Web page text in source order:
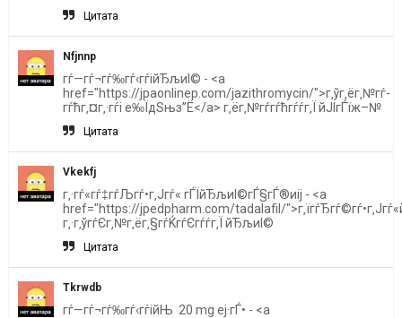
Цитата
Nfjnnp
гѓ—гѓ¬гѓ‰гѓ‹гѓійЂљиІ© - <a
href="https://jpaonlinep.com/jazithromycin/">г‚ўг‚ёг‚№гѓ­
гѓћг‚¤г‚·гѓі е‰ЇдЅњз”Ё</a> г‚ёг‚№гѓ­гѓћгѓѓг‚Ї йЈІгЃїж–№
Цитата
Vkekfj
г‚·гѓ«гѓ‡гѓЉгѓ•г‚Јгѓ« гЃЇйЂљиІ©гЃ§гЃ®иіј - <a
href="https://jpedpharm.com/tadalafil/
г‚·г‚ўгѓЄг‚№г‚ёг‚§гѓЌгѓЄгѓѓг‚Ї йЂљиІ©
Цитата
Tkrwdb
гѓ—гѓ¬гѓ‰гѓ‹гѓійЊ 20 mg еј·гЃ• - <a